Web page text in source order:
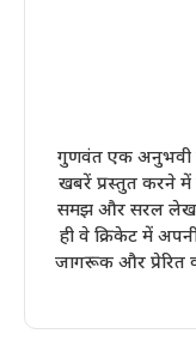
गुणवंत एक अनुभवी
खबरें प्रस्तुत करने में
समझ और सरल लेखन
ही वे क्रिकेट में
जागरूक और प्रेरित